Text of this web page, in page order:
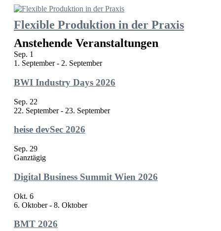
Flexible Produktion in der Praxis
Anstehende Veranstaltungen
Sep. 1
1. September- 2. September
BWI Industry Days 2026
Sep. 22
22. September- 23. September
heise devSec 2026
Sep. 29
Ganztägig
Digital Business Summit Wien 2026
Okt. 6
6. Oktober- 8. Oktober
BMT 2026